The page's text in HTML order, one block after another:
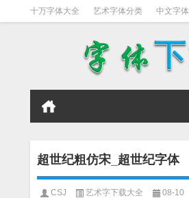
十万字体大全 艺术字体分类 中文字体
超世纪粗仿宋_超世纪字体
CSJ 艺术字下载大全 08-10